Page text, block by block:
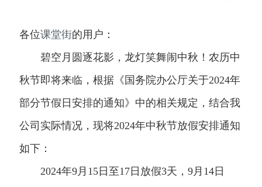
各位课堂街的用户：
碧空月圆逐花影，龙灯笑舞闹中秋！农历中
秋节即将来临，根据《国务院办公厅关于2024年
部分节假日安排的通知》中的相关规定，结合我
公司实际情况，现将2024年中秋节放假安排通知
如下：
2024年9月15日至17日放假3天，9月14日